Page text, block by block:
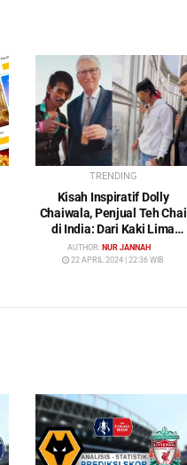
TRENDING
Kisah Inspiratif Dolly
Chaiwala, Penjual Teh Chai
di India: Dari Kaki Lima
Menuju Kehidupan Mewah
AUTHOR: NUR JANNAH
22 APRIL 2024 | 22:36 WIB